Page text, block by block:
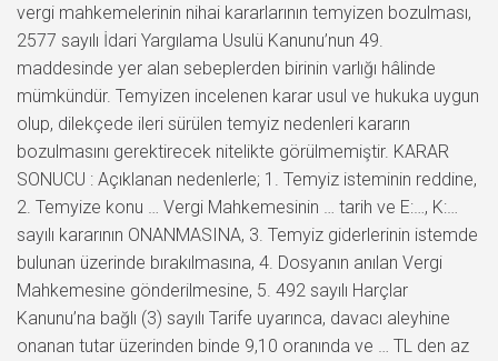
vergi mahkemelerinin nihai kararlarının temyizen bozulması,
2577 sayılı İdari Yargılama Usulü Kanunu’nun 49.
maddesinde yer alan sebeplerden birinin varlığı hâlinde
mümkündür. Temyizen incelenen karar usul ve hukuka uygun
olup, dilekçede ileri sürülen temyiz nedenleri kararın
bozulmasını gerektirecek nitelikte görülmemiştir. KARAR
SONUCU : Açıklanan nedenlerle; 1. Temyiz isteminin reddine,
2. Temyize konu … Vergi Mahkemesinin … tarih ve E:…, K:…
sayılı kararının ONANMASINA, 3. Temyiz giderlerinin istemde
bulunan üzerinde bırakılmasına, 4. Dosyanın anılan Vergi
Mahkemesine gönderilmesine, 5. 492 sayılı Harçlar
Kanunu’na bağlı (3) sayılı Tarife uyarınca, davacı aleyhine
onanan tutar üzerinden binde 9,10 oranında ve … TL den az